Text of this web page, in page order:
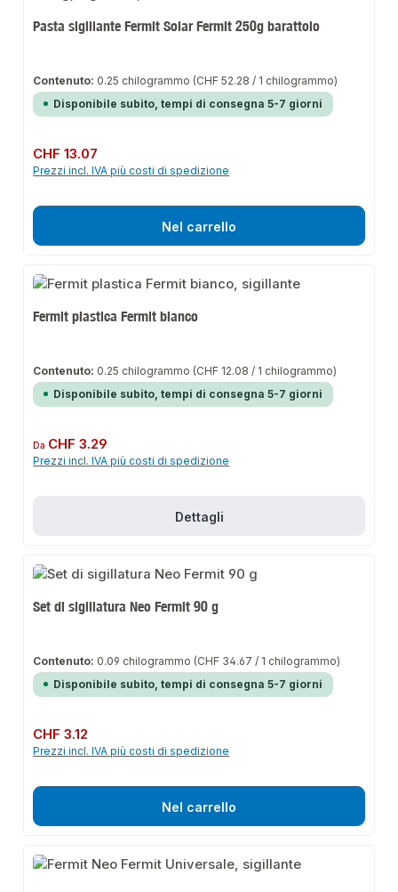
Pasta sigillante Fermit Solar Fermit 250g barattolo
Contenuto: 0.25 chilogrammo (CHF 52.28 / 1 chilogrammo)
Disponibile subito, tempi di consegna 5-7 giorni
Prezzo normale:
CHF 13.07
Prezzi incl. IVA più costi di spedizione
Nel carrello
Fermit plastica Fermit bianco
Contenuto: 0.25 chilogrammo (CHF 12.08 / 1 chilogrammo)
Disponibile subito, tempi di consegna 5-7 giorni
Prezzo normale:
Da CHF 3.29
Prezzi incl. IVA più costi di spedizione
Dettagli
Set di sigillatura Neo Fermit 90 g
Contenuto: 0.09 chilogrammo (CHF 34.67 / 1 chilogrammo)
Disponibile subito, tempi di consegna 5-7 giorni
Prezzo normale:
CHF 3.12
Prezzi incl. IVA più costi di spedizione
Nel carrello